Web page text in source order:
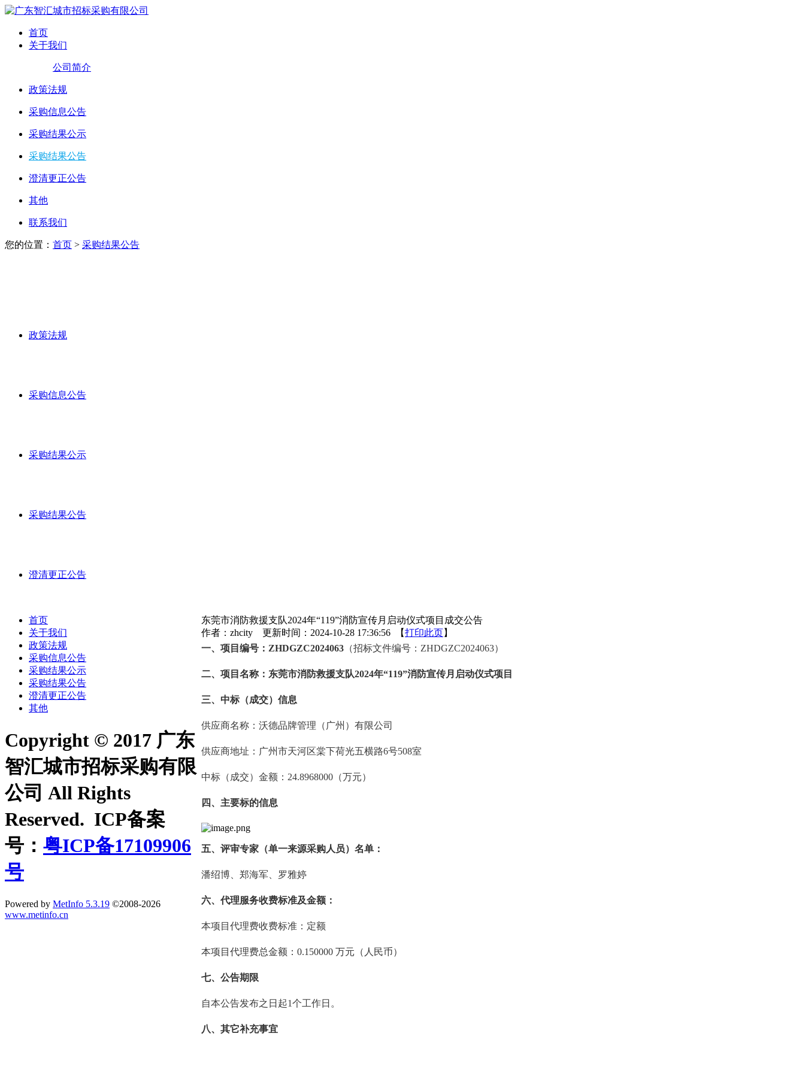
首页
关于我们
公司简介
政策法规
采购信息公告
采购结果公示
采购结果公告
澄清更正公告
其他
联系我们
您的位置： 首页 > 采购结果公告
政策法规
采购信息公告
采购结果公示
采购结果公告
澄清更正公告
东莞市消防救援支队2024年“119”消防宣传月启动仪式项目成交公告
作者：zhcity 更新时间：2024-10-28 17:36:56 【打印此页】
一、项目编号：ZHDGZC2024063 （招标文件编号：ZHDGZC2024063）
二、项目名称：东莞市消防救援支队2024年“119”消防宣传月启动仪式项目
三、中标（成交）信息
供应商名称：沃德品牌管理（广州）有限公司
供应商地址：广州市天河区棠下荷光五横路6号508室
中标（成交）金额：24.8968000（万元）
四、主要标的信息
五、评审专家（单一来源采购人员）名单：
潘绍博、郑海军、罗雅婷
六、代理服务收费标准及金额：
本项目代理费收费标准：定额
本项目代理费总金额：0.150000 万元（人民币）
七、公告期限
自本公告发布之日起1个工作日。
八、其它补充事宜
首页
关于我们
政策法规
采购信息公告
采购结果公示
采购结果公告
澄清更正公告
其他
Copyright © 2017 广东
智汇城市招标采购有限
公司 All Rights
Reserved. ICP备案
号： 粤ICP备17109906
号
Powered by MetInfo 5.3.19 ©2008-2026
www.metinfo.cn